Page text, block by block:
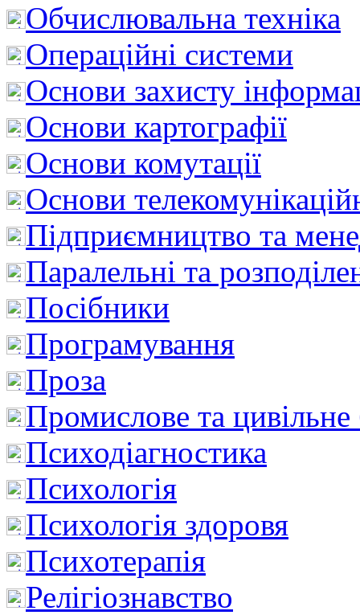
Обчислювальна техніка
Операційні системи
Основи захисту
Основи картографії
Основи комутації
Основи
Підприємництво та
Паралельні та
Посібники
Програмування
Проза
Промислове та цивільне
Психодіагностика
Психологія
Психологія здоровя
Психотерапія
Релігіознавство